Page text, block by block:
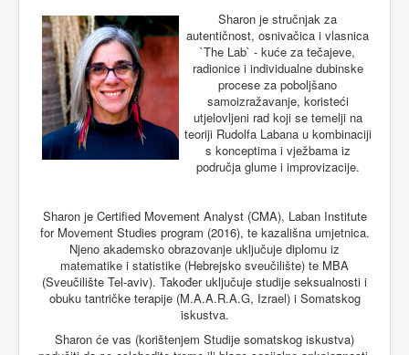
Sharon je stručnjak za
autentičnost, osnivačica i vlasnica
`The Lab` - kuće za tečajeve,
radionice i individualne dubinske
procese za poboljšano
samoizražavanje, koristeći
utjelovljeni rad koji se temelji na
teoriji Rudolfa Labana u kombinaciji
s konceptima i vježbama iz
područja glume i improvizacije.
Sharon je Certified Movement Analyst (CMA), Laban Institute
for Movement Studies program (2016), te kazališna umjetnica.
Njeno akademsko obrazovanje uključuje diplomu iz
matematike i statistike (Hebrejsko sveučilište) te MBA
(Sveučilište Tel-aviv). Također uključuje studije seksualnosti i
obuku tantričke terapije (M.A.A.R.A.G, Izrael) i Somatskog
iskustva.
Sharon će vas (korištenjem Studije somatskog iskustva)